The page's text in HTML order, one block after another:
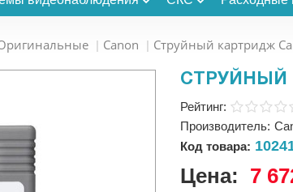
Canon Струйный картридж
СТРУЙНЫЙ
Рейтинг:
Производитель:
Код товара:
Цена: 7